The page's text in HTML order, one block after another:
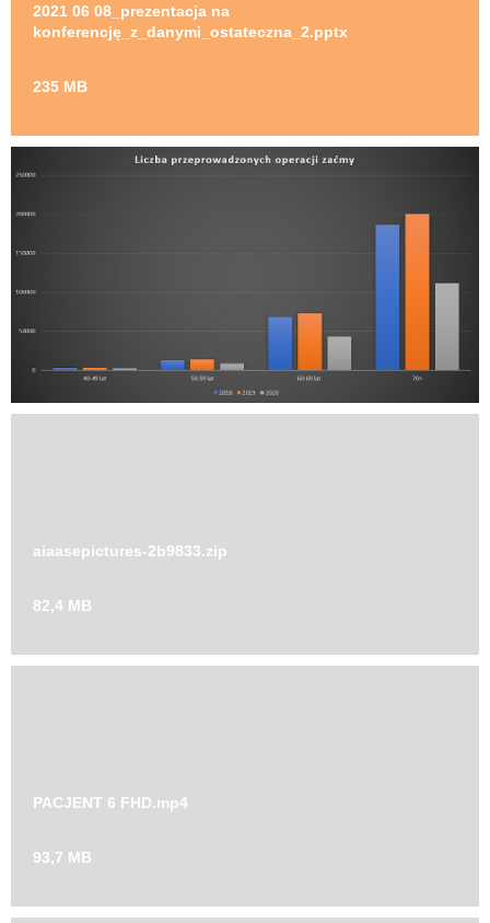
2021 06 08_prezentacja na
konferencję_z_danymi_ostateczna_2.pptx
235 MB
liczba_przeprowadzonych_operacji.png
aiaasepictures-2b9833.zip
82,4 MB
PACJENT 6 FHD.mp4
93,7 MB